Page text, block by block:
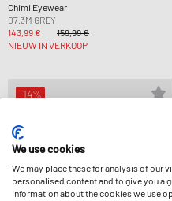
Chimi Eyewear
07.3M GREY
143,99 €
159,99 €
NIEUW IN VERKOOP
-14%
We use cookies
We may place these for analysis of our
personalised content and to give you a
information about the cookies we use